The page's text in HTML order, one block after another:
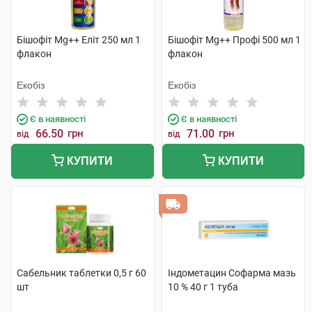
Бішофіт Mg++ Еліт 250 мл 1
флакон
Екобіз
Є в наявності
від 66.50 грн
КУПИТИ
Бішофіт Mg++ Профі 500 мл 1
флакон
Екобіз
Є в наявності
від 71.00 грн
КУПИТИ
Сабельник таблетки 0,5 г 60
шт
Індометацин Софарма мазь
10 % 40 г 1 туба